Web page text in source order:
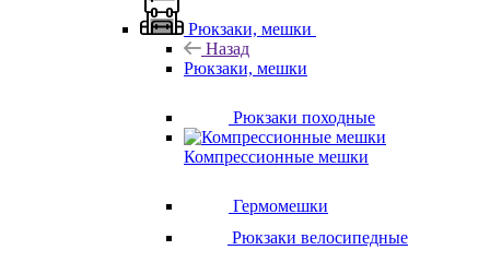
Рюкзаки, мешки
Назад
Рюкзаки, мешки
Рюкзаки походные
Компрессионные мешки
Гермомешки
Рюкзаки велосипедные